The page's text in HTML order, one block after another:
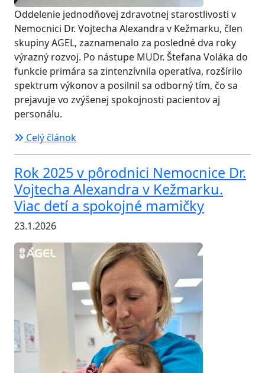
Oddelenie jednodňovej zdravotnej starostlivosti v
Nemocnici Dr. Vojtecha Alexandra v Kežmarku, člen
skupiny AGEL, zaznamenalo za posledné dva roky
výrazný rozvoj. Po nástupe MUDr. Štefana Voláka do
funkcie primára sa zintenzívnila operatíva, rozšírilo
spektrum výkonov a posilnil sa odborný tím, čo sa
prejavuje vo zvýšenej spokojnosti pacientov aj
personálu.
Celý článok
Rok 2025 v pôrodnici Nemocnice Dr.
Vojtecha Alexandra v Kežmarku.
Viac detí a spokojné mamičky
23.1.2026